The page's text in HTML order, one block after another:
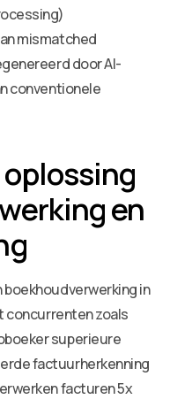
mismatched
door AI-
conventionele
en
boekhoudverwerking in
concurrenten zoals
superieure
factuurherkenning
facturen 5x